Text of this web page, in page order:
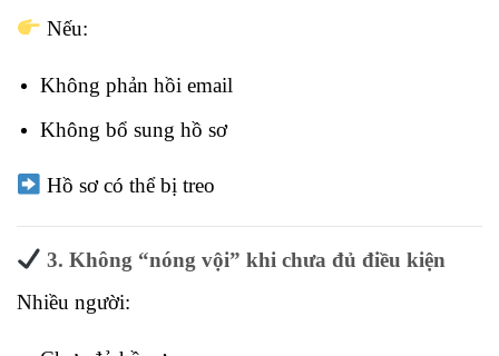
Nếu:
Không phản hồi email
Không bổ sung hồ sơ
Hồ sơ có thể bị treo
3. Không “nóng vội” khi chưa đủ điều kiện
Nhiều người: